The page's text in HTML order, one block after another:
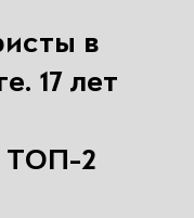
Поможем
за
в
17 лет
ТОП-2